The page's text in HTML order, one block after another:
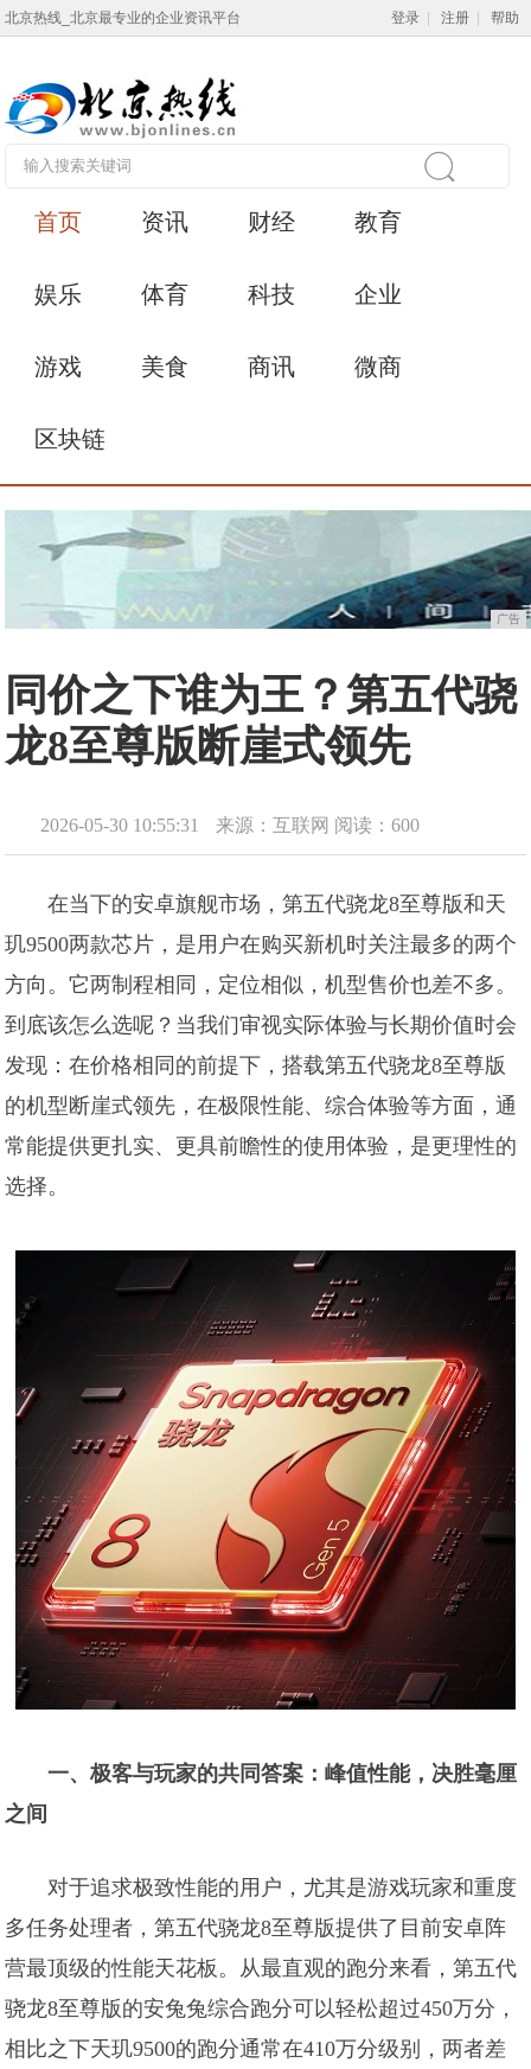
北京热线_北京最专业的企业资讯平台 登录 注册 帮助
首页 资讯 财经 教育
娱乐 体育 科技 企业
游戏 美食 商讯 微商
区块链
广告
同价之下谁为王？第五代骁
龙8至尊版断崖式领先
2026-05-30 10:55:31 来源：互联网 阅读：600
在当下的安卓旗舰市场，第五代骁龙8至尊版和天
玑9500两款芯片，是用户在购买新机时关注最多的两个
方向。它两制程相同，定位相似，机型售价也差不多。
到底该怎么选呢？当我们审视实际体验与长期价值时会
发现：在价格相同的前提下，搭载第五代骁龙8至尊版
的机型断崖式领先，在极限性能、综合体验等方面，通
常能提供更扎实、更具前瞻性的使用体验，是更理性的
选择。
一、极客与玩家的共同答案：峰值性能，决胜毫厘
之间
对于追求极致性能的用户，尤其是游戏玩家和重度
多任务处理者，第五代骁龙8至尊版提供了目前安卓阵
营最顶级的性能天花板。从最直观的跑分来看，第五代
骁龙8至尊版的安兔兔综合跑分可以轻松超过450万分，
相比之下天玑9500的跑分通常在410万分级别，两者差